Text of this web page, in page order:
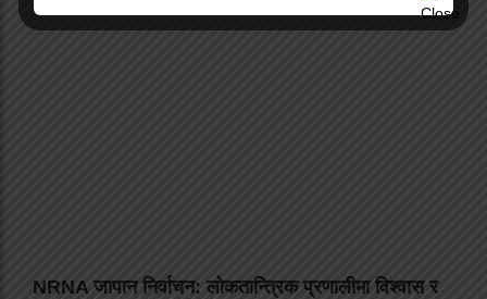
NRNA जापान निर्वाचन: लोकतान्त्रिक प्रणालीमा विश्वास र